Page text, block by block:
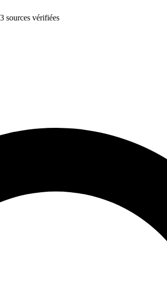
sources vérifiées